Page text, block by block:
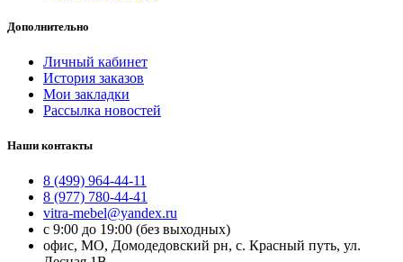
Дополнительно
Личный кабинет
История заказов
Мои закладки
Рассылка новостей
Наши контакты
8 (499) 964-44-11
8 (977) 780-44-41
vitra-mebel@yandex.ru
с 9:00 до 19:00 (без выходных)
офис, МО, Домодедовский рн, с. Красный путь, ул.